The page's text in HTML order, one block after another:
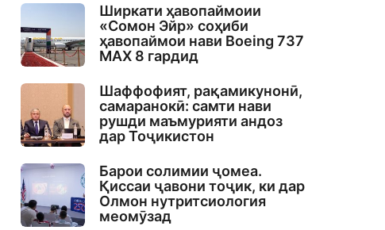
Ширкати ҳавопаймоии
«Сомон Эйр» соҳиби
ҳавопаймои нави Boeing 737
MAX 8 гардид
Шаффофият, рақамикунонӣ,
самаранокӣ: самти нави
рушди маъмурияти андоз
дар Тоҷикистон
Барои солимии ҷомеа.
Қиссаи ҷавони тоҷик, ки дар
Олмон нутритсиология
меомӯзад